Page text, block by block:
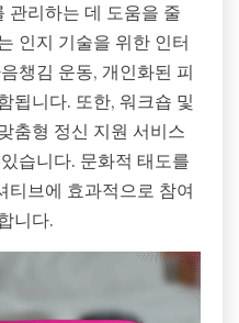
관리하는 데 도움을 줄
인지 기술을 위한 인터
챙김 운동, 개인화된 피
됩니다. 또한, 워크숍 및
춤형 정신 지원 서비스
습니다. 문화적 태도를
티브에 효과적으로 참여
니다.